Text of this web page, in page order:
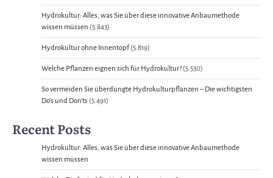
Hydrokultur: Alles, was Sie über diese innovative Anbaumethode
wissen müssen (5.843)
Hydrokultur ohne Innentopf (5.819)
Welche Pflanzen eignen sich für Hydrokultur? (5.530)
So vermeiden Sie überdüngte Hydrokulturpflanzen – Die wichtigsten
Do’s und Don’ts (5.491)
Recent Posts
Hydrokultur: Alles, was Sie über diese innovative Anbaumethode
wissen müssen